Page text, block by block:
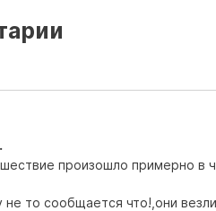
произошло примерно в
не то сообщается что!,они